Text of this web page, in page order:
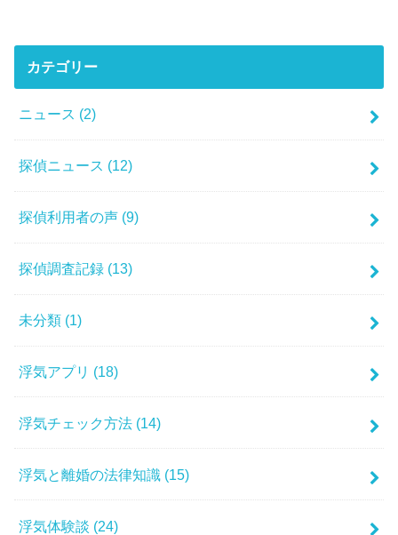
カテゴリー
ニュース (2)
探偵ニュース (12)
探偵利用者の声 (9)
探偵調査記録 (13)
未分類 (1)
浮気アプリ (18)
浮気チェック方法 (14)
浮気と離婚の法律知識 (15)
浮気体験談 (24)